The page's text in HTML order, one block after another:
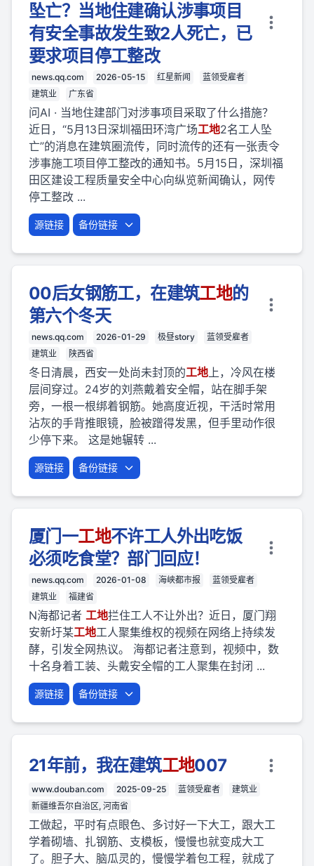
坠亡？当地住建确认涉事项目
有安全事故发生致2人死亡，已
要求项目停工整改
news.qq.com 2026-05-15 红星新闻
蓝领受雇者
建筑业
广东省
问AI · 当地住建部门对涉事项目采取了什么措施？
近日，“5月13日深圳福田环湾广场工地2名工人坠
亡”的消息在建筑圈流传，同时流传的还有一张责令
涉事施工项目停工整改的通知书。5月15日，深圳福
田区建设工程质量安全中心向纵览新闻确认，网传
停工整改 ...
源链接 备份链接
00后女钢筋工，在建筑工地的
第六个冬天
news.qq.com 2026-01-29 极昼story
蓝领受雇者
建筑业
陕西省
冬日清晨，西安一处尚未封顶的工地上，冷风在楼
层间穿过。24岁的刘燕戴着安全帽，站在脚手架
旁，一根一根绑着钢筋。她高度近视，干活时常用
沾灰的手背推眼镜，脸被蹭得发黑，但手里动作很
少停下来。 这是她辗转 ...
源链接 备份链接
厦门一工地不许工人外出吃饭
必须吃食堂？部门回应！
news.qq.com 2026-01-08 海峡都市报
蓝领受雇者
建筑业
福建省
N海都记者 工地拦住工人不让外出？近日，厦门翔
安新圩某工地工人聚集维权的视频在网络上持续发
酵，引发全网热议。 海都记者注意到，视频中，数
十名身着工装、头戴安全帽的工人聚集在封闭 ...
源链接 备份链接
21年前，我在建筑工地007
www.douban.com 2025-09-25 蓝领受雇者
建筑业
新疆维吾尔自治区, 河南省
工做起，平时有点眼色、多讨好一下大工，跟大工
学着砌墙、扎钢筋、支模板，慢慢也就变成大工
了。胆子大、脑瓜灵的，慢慢学着包工程，就成了